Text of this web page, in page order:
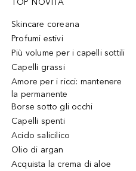
Skincare coreana
Profumi estivi
Più volume per i capelli sottili
Capelli grassi
Amore per i ricci: mantenere
la permanente
Borse sotto gli occhi
Capelli spenti
Acido salicilico
Olio di argan
Acquista la crema di aloe